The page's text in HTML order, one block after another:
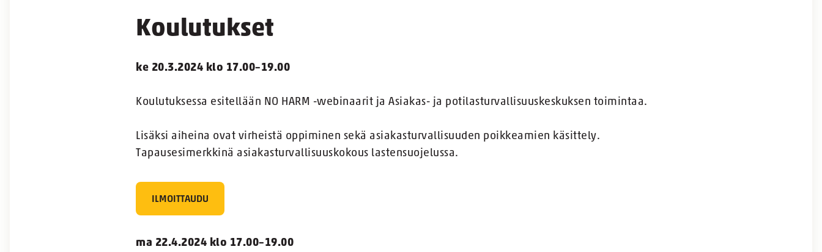
Koulutukset
ke 20.3.2024 klo 17.00–19.00
Koulutuksessa esitellään NO HARM -webinaarit ja Asiakas- ja potilasturvallisuuskeskuksen toimintaa.
Lisäksi aiheina ovat virheistä oppiminen sekä asiakasturvallisuuden poikkeamien käsittely.
Tapausesimerkkinä asiakasturvallisuuskokous lastensuojelussa.
ILMOITTAUDU
ma 22.4.2024 klo 17.00–19.00